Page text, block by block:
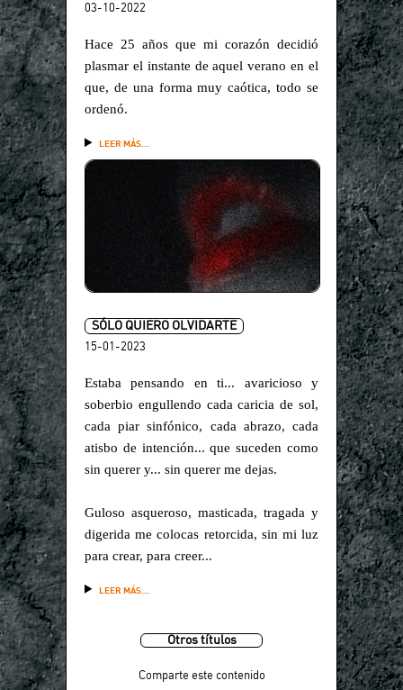
03-10-2022
Hace 25 años que mi corazón decidió
plasmar el instante de aquel verano en el
que, de una forma muy caótica, todo se
ordenó.
LEER MÁS...
SÓLO QUIERO OLVIDARTE
15-01-2023
Estaba pensando en ti... avaricioso y
soberbio engullendo cada caricia de sol,
cada piar sinfónico, cada abrazo, cada
atisbo de intención... que suceden como
sin querer y... sin querer me dejas.
Guloso asqueroso, masticada, tragada y
digerida me colocas retorcida, sin mi luz
para crear, para creer...
LEER MÁS...
Otros títulos
Comparte este contenido